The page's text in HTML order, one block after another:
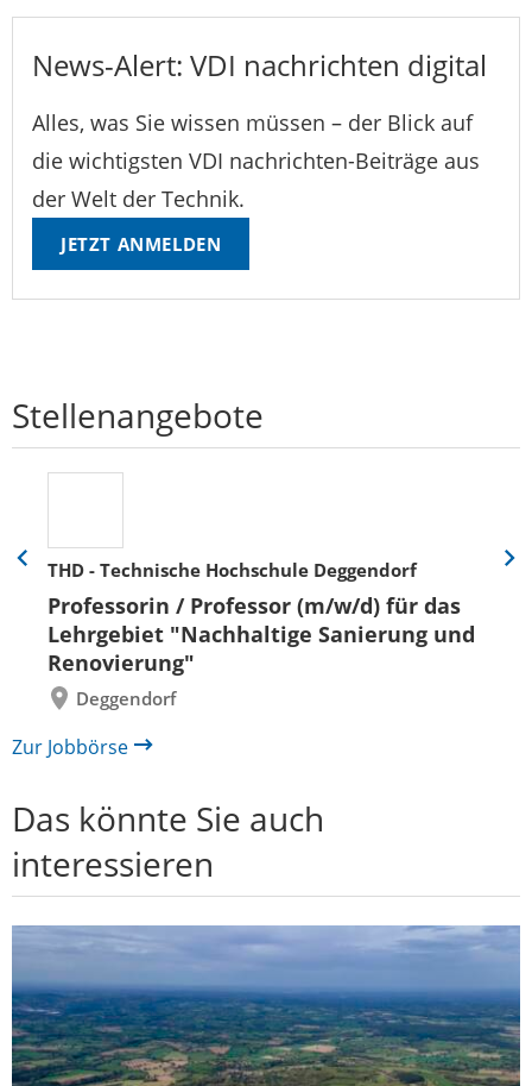
News-Alert: VDI nachrichten digital
Alles, was Sie wissen müssen – der Blick auf
die wichtigsten VDI nachrichten-Beiträge aus
der Welt der Technik.
JETZT ANMELDEN
Stellenangebote
THD - Technische Hochschule Deggendorf
Professorin / Professor (m/w/d) für das
Lehrgebiet "Nachhaltige Sanierung und
Renovierung"
Deggendorf
Eine
zurück
Eine
Zur Jobbörse
Das könnte Sie auch
interessieren